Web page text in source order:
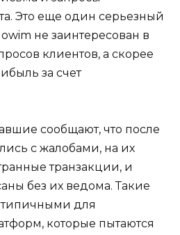
Это еще один серьезный
не заинтересован в
клиентов, а скорее
за счет
сообщают, что после
с жалобами, на их
транзакции, и
без их ведома. Такие
типичными для
которые пытаются